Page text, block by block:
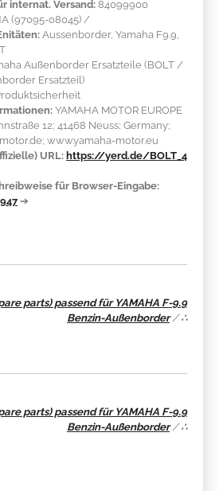
internat. Versand:84099900
(97095-08045) /
Aussenborder, Yamaha F9.9,
Außenborder Ersatzteile (BOLT /
Ersatzteil)
YAMAHA MOTOR EUROPE
12; 41468 Neuss; Germany;
www.yamaha-motor.eu
URL: https://yerd.de/BOLT_4
für Browser-Eingabe:
➔
parts) passend für YAMAHA F-9.9
Benzin-Außenborder/∴
parts) passend für YAMAHA F-9.9
Benzin-Außenborder/∴